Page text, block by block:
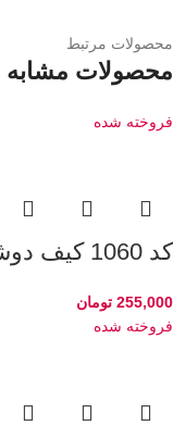
محصولات مرتبط
محصولات مشابه
فروخته شده
کد 1060 کیف دوشی زنانه طرح لوییز ویتون
255,000 تومان
فروخته شده